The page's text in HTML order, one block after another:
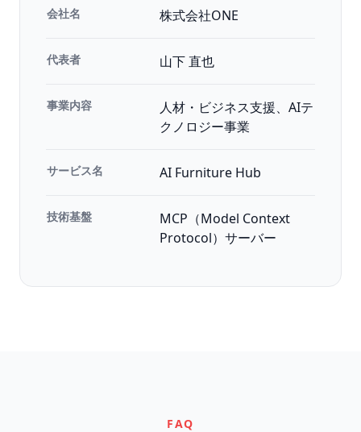
会社名 株式会社ONE
代表者 山下 直也
事業内容
人材・ビジネス支援、AIテ
クノロジー事業
サービス名 AI Furniture Hub
技術基盤
MCP（Model Context
Protocol）サーバー
FAQ